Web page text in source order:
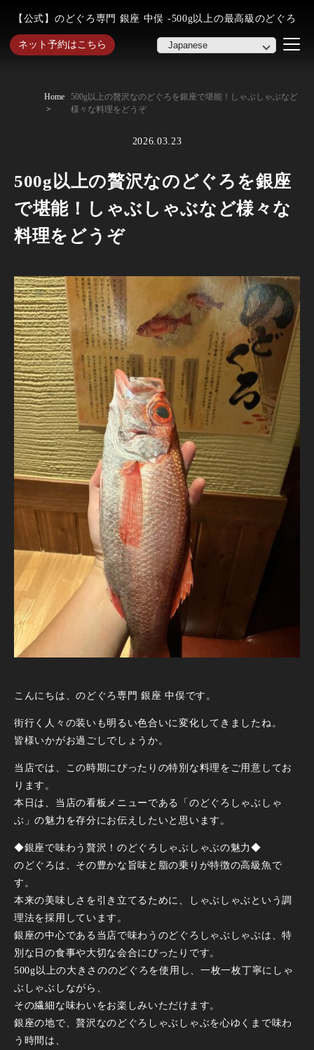
【公式】のどぐろ専門 銀座 中俣 -500g以上の最高級のどぐろ
ネット予約はこちら
Home
500g以上の贅沢なのどぐろを銀座で堪能！しゃぶしゃぶなど
様々な料理をどうぞ
2026.03.23
500g以上の贅沢なのどぐろを銀座
で堪能！しゃぶしゃぶなど様々な
料理をどうぞ
こんにちは、のどぐろ専門 銀座 中俣です。
街行く人々の装いも明るい色合いに変化してきましたね。
皆様いかがお過ごしでしょうか。
当店では、この時期にぴったりの特別な料理をご用意してお
ります。
本日は、当店の看板メニューである「のどぐろしゃぶしゃ
ぶ」の魅力を存分にお伝えしたいと思います。
◆銀座で味わう贅沢！のどぐろしゃぶしゃぶの魅力◆
のどぐろは、その豊かな旨味と脂の乗りが特徴の高級魚で
す。
本来の美味しさを引き立てるために、しゃぶしゃぶという調
理法を採用しています。
銀座の中心である当店で味わうのどぐろしゃぶしゃぶは、特
別な日の食事や大切な会合にぴったりです。
500g以上の大きさののどぐろを使用し、一枚一枚丁寧にしゃ
ぶしゃぶしながら、
その繊細な味わいをお楽しみいただけます。
銀座の地で、贅沢なのどぐろしゃぶしゃぶを心ゆくまで味わ
う時間は、